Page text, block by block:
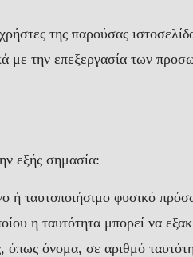
της παρούσας
με την επεξεργασία των
εξής σημασία:
ή ταυτοποιήσιμο φυσικό
η ταυτότητα μπορεί να
όπως όνομα, σε αριθμό